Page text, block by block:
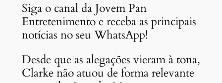
Siga o canal da Jovem Pan
Entretenimento e receba as principais
notícias no seu WhatsApp!
Desde que as alegações vieram à tona,
Clarke não atuou de forma relevante